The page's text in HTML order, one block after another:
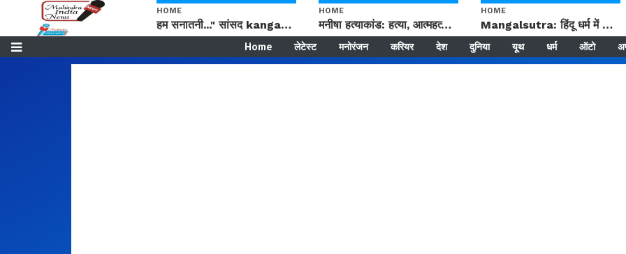
HOME
हम सनातनी..." सांसद kangana Ranaut से क्या बोली लड़की? Viral Jantar-Mantar | CJP protest
HOME
मनीषा हत्याकांड: हत्या, आत्महत्या या कोई बड़ा राज? | Full Story | Josh Haryana
HOME
Mangalsutra: हिंदू धर्म में शादी के बाद मंगलसूत्र क्यों पहनती है महिलाएं, किसने शुरु की ये परंपरा
Home लेटेस्ट मनोरंजन करियर देश दुनिया यूथ धर्म ऑटो